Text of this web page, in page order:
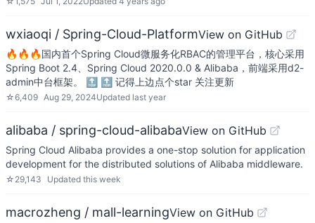
wxiaoqi / Spring-Cloud-PlatformView on GitHub
🔥🔥🔥国内首个Spring Cloud微服务化RBAC的管理平台，核心采用
Spring Boot 2.4、Spring Cloud 2020.0.0 & Alibaba，前端采用d2-
admin中台框架。 🔝 🔝 记得上边点个star 关注更新
☆6,409 Aug 29, 2024Updated last year
alibaba / spring-cloud-alibabaView on GitHub
Spring Cloud Alibaba provides a one-stop solution for application
development for the distributed solutions of Alibaba middleware.
☆ 29,143 Updated this week
macrozheng / mall-learningView on GitHub